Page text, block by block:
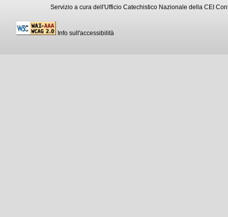
Servizio a cura dell'Ufficio Catechistico Nazionale della CEI
Info sull'accessibilità